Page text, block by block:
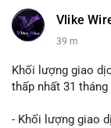
📰 Nguồn:Vlike
39 m
Khối lượng giao
thấp nhất 31 tháng
- Khối lượng giao